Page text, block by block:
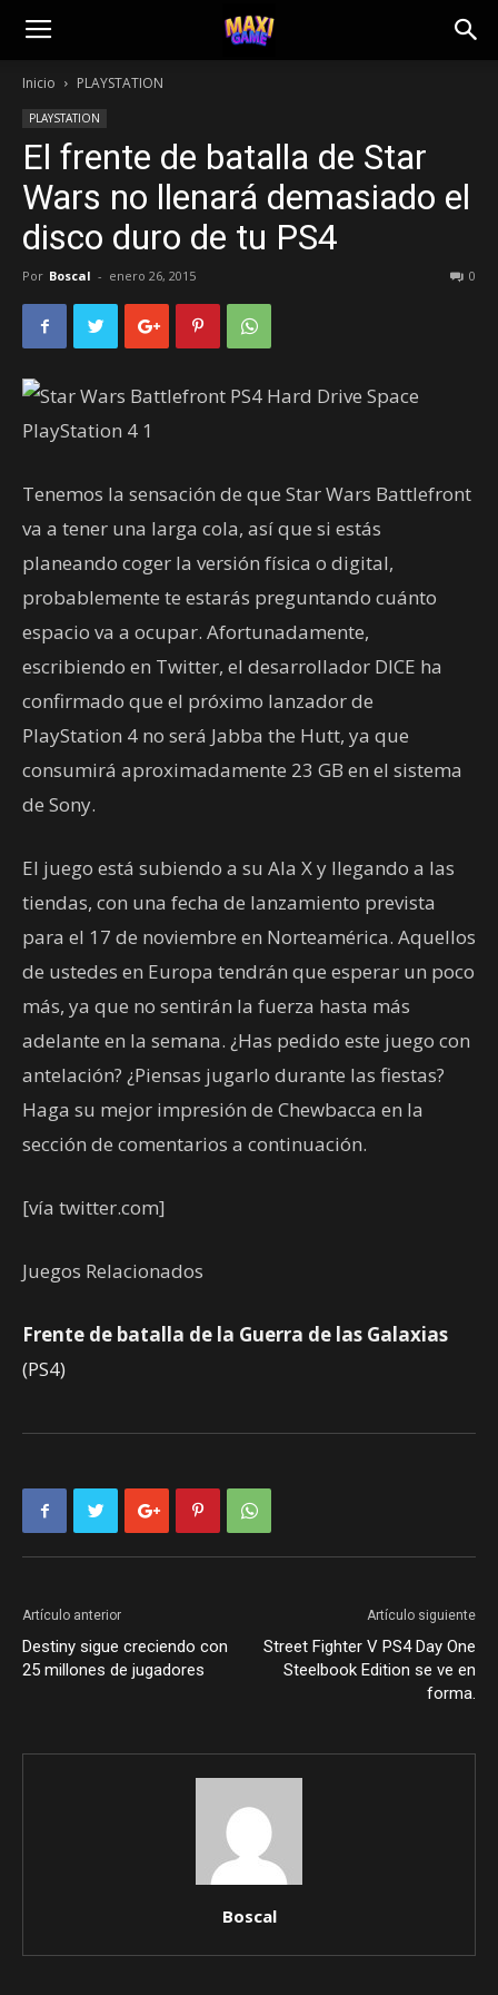
Inicio PLAYSTATION
PLAYSTATION
El frente de batalla de Star
Wars no llenará demasiado el
disco duro de tu PS4
Por Boscal - enero 26, 2015 0
Tenemos la sensación de que Star Wars Battlefront
va a tener una larga cola, así que si estás
planeando coger la versión física o digital,
probablemente te estarás preguntando cuánto
espacio va a ocupar. Afortunadamente,
escribiendo en Twitter, el desarrollador DICE ha
confirmado que el próximo lanzador de
PlayStation 4 no será Jabba the Hutt, ya que
consumirá aproximadamente 23 GB en el sistema
de Sony.
El juego está subiendo a su Ala X y llegando a las
tiendas, con una fecha de lanzamiento prevista
para el 17 de noviembre en Norteamérica. Aquellos
de ustedes en Europa tendrán que esperar un poco
más, ya que no sentirán la fuerza hasta más
adelante en la semana. ¿Has pedido este juego con
antelación? ¿Piensas jugarlo durante las fiestas?
Haga su mejor impresión de Chewbacca en la
sección de comentarios a continuación.
[vía twitter.com]
Juegos Relacionados
Frente de batalla de la Guerra de las Galaxias
(PS4)
Artículo anterior
Destiny sigue creciendo con
25 millones de jugadores
Artículo siguiente
Street Fighter V PS4 Day One
Steelbook Edition se ve en
forma.
Boscal